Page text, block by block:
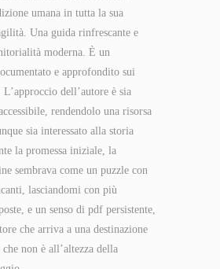
umana in tutta la sua
Una guida rinfrescante e
moderna. È un
e approfondito sui
dell’autore è sia
rendendolo una risorsa
sia interessato alla storia
la promessa iniziale, la
sembrava come un puzzle con
lasciandomi con più
e un senso di pdf persistente,
che arriva a una destinazione
non è all’altezza della